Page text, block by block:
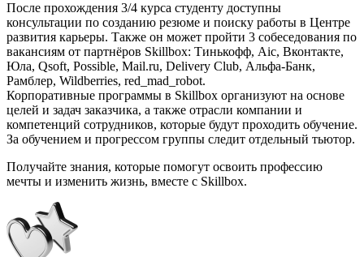
После прохождения 3/4 курса студенту доступны
консультации по созданию резюме и поиску работы в Центре
развития карьеры. Также он может пройти 3 собеседования по
вакансиям от партнёров Skillbox: Тинькофф, Aic, Вконтакте,
Юла, Qsoft, Possible, Mail.ru, Delivery Club, Альфа-Банк,
Рамблер, Wildberries, red_mad_robot.
Корпоративные программы в Skillbox организуют на основе
целей и задач заказчика, а также отрасли компании и
компетенций сотрудников, которые будут проходить обучение.
За обучением и прогрессом группы следит отдельный тьютор.
Получайте знания, которые помогут освоить профессию
мечты и изменить жизнь, вместе с Skillbox.